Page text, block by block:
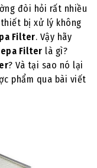
đòi hỏi rất nhiều
bị xử lý không
Filter. Vậy hãy
Filter là gì?
? Và tại sao nó lại
phẩm qua bài viết